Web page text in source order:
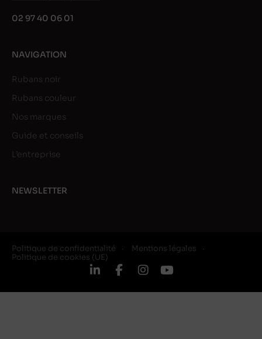
02 97 40 06 01
NAVIGATION
Rubans noir
Rubans couleur
Nos marques
Guide et conseils
L’entreprise
NEWSLETTER
Politique de confidentialité
Mentions légales
Politique de cookies (UE)